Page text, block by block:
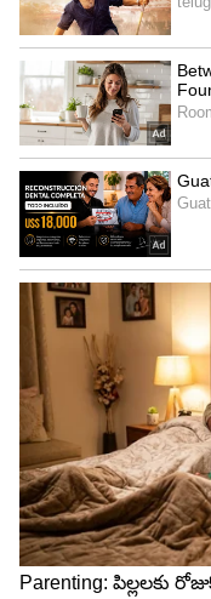
Related Articles
Water Bucket: AC
పెట్టాలి?
Ripen Raw
లేకుండా మామిడి పండ్లు